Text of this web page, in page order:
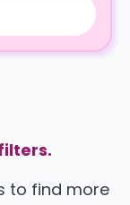
to find more